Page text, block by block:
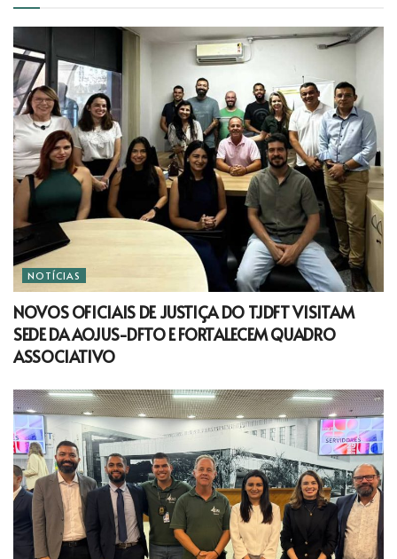
NOTÍCIAS
NOVOS OFICIAIS DE JUSTIÇA DO TJDFT VISITAM
SEDE DA AOJUS-DFTO E FORTALECEM QUADRO
ASSOCIATIVO